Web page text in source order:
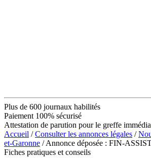
Plus de 600 journaux habilités
Paiement 100% sécurisé
Attestation de parution pour le greffe
Accueil /Consulter les annonces légales /
et-Garonne / Annonce déposée : FIN-
Fiches pratiques et conseils